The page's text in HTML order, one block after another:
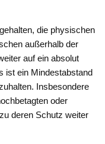
die physischen
außerhalb der
auf ein absolut
ist ein Mindestabstand
Insbesondere
oder
deren Schutz weiter